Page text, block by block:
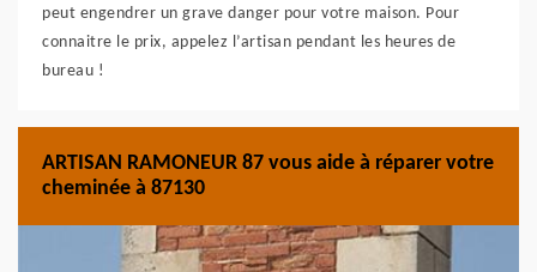
peut engendrer un grave danger pour votre maison. Pour
connaitre le prix, appelez l’artisan pendant les heures de
bureau !
ARTISAN RAMONEUR 87 vous aide à réparer votre
cheminée à 87130